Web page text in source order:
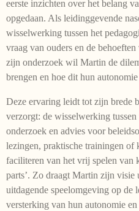
eerste inzichten over het belang
opgedaan. Als leidinggevende
wisselwerking tussen het
vraag van ouders en de
zijn onderzoek wil Martin de
brengen en hoe dit hun
Deze ervaring leidt tot zijn brede
verzorgt: de wisselwerking
onderzoek en advies voor
lezingen, praktische trainingen of
faciliteren van het vrij spelen van
parts’. Zo draagt Martin zijn visie
uitdagende speelomgeving op
versterking van hun autonomie